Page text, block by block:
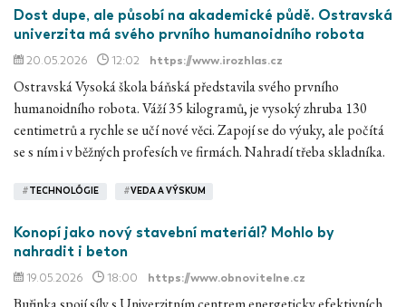
Dost dupe, ale působí na akademické půdě. Ostravská
univerzita má svého prvního humanoidního robota
20.05.2026 12:02 https://www.irozhlas.cz
Ostravská Vysoká škola báňská představila svého prvního
humanoidního robota. Váží 35 kilogramů, je vysoký zhruba 130
centimetrů a rychle se učí nové věci. Zapojí se do výuky, ale počítá
se s ním i v běžných profesích ve firmách. Nahradí třeba skladníka.
#TECHNOLÓGIE #VEDA A VÝSKUM
Konopí jako nový stavební materiál? Mohlo by
nahradit i beton
19.05.2026 18:00 https://www.obnovitelne.cz